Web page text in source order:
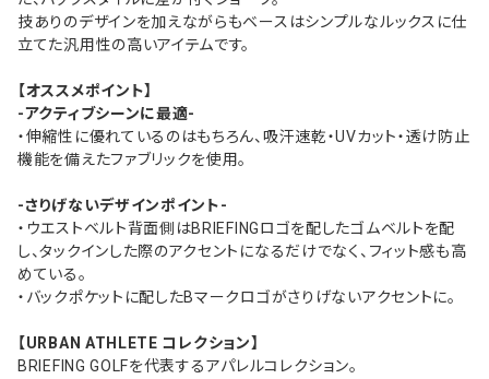
技ありのデザインを加えながらもベースはシンプルなルックスに仕
立てた汎用性の高いアイテムです。
【オススメポイント】
-アクティブシーンに最適-
・伸縮性に優れているのはもちろん、吸汗速乾・UVカット・透け防止
機能を備えたファブリックを使用。
-さりげないデザインポイント-
・ウエストベルト背面側はBRIEFINGロゴを配したゴムベルトを配
し、タックインした際のアクセントになるだけでなく、フィット感も高
めている。
・バックポケットに配したBマークロゴがさりげないアクセントに。
【URBAN ATHLETE コレクション】
BRIEFING GOLFを代表するアパレルコレクション。